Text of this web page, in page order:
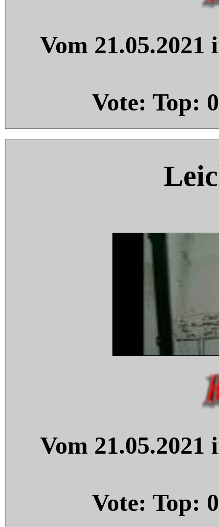
Vom
Vote: Top: 0
Vom
Vote: Top: 0